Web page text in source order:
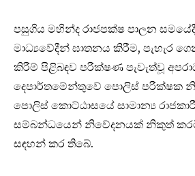
පසුගිය මහින්ද රාජපක්ෂ පාලන
මාධ්‍යවේදීන් ඝාතනය කිරීම, පැහැර
කිරීම් පිළිබඳව පරීක්ෂණ පැවැත්වූ
දෙපාර්තමේන්තුවේ පොලිස් පරීක්ෂක
පොලිස් කොට්ඨාසයේ සාමාන්‍ය
සම්බන්ධයෙන් නිවේදනයක් නිකුත්
සඳහන් කර තිබේ.